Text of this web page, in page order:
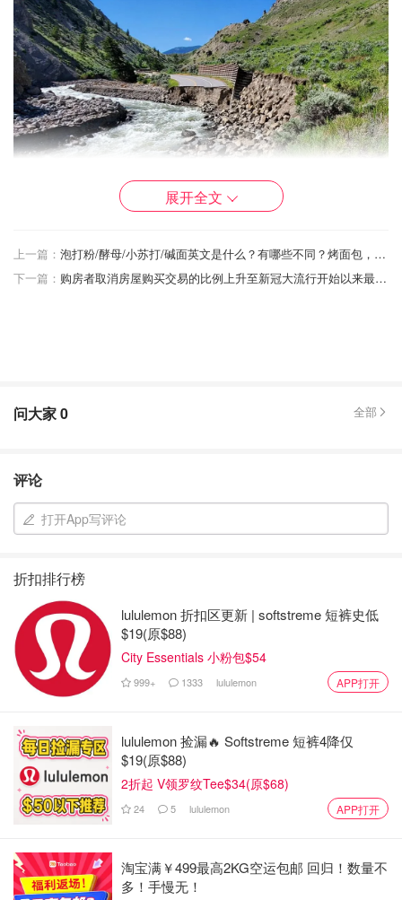
展开全文
上一篇：
泡打粉/酵母/小苏打/碱面英文是什么？有哪些不同？烤面包，蒸馒头...应该选用哪一个？
下一篇：
购房者取消房屋购买交易的比例上升至新冠大流行开始以来最高水平
问大家0 全部
评论
打开App写评论
折扣排行榜
lululemon 折扣区更新 | softstreme 短裤史低
$19(原$88)
City Essentials 小粉包$54
999+ 1333 lululemon APP打开
lululemon 捡漏🔥 Softstreme 短裤4降仅
$19(原$88)
2折起 V领罗纹Tee$34(原$68)
24 5 lululemon APP打开
淘宝满￥499最高2KG空运包邮 回归！数量不
多！手慢无！